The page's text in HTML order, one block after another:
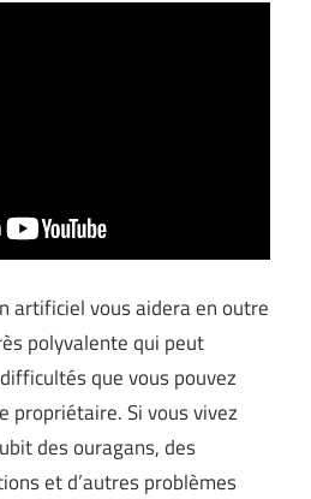
artificiel vous aidera en outre
polyvalente qui peut
que vous pouvez
propriétaire. Si vous vivez
des ouragans, des
et d’autres problèmes